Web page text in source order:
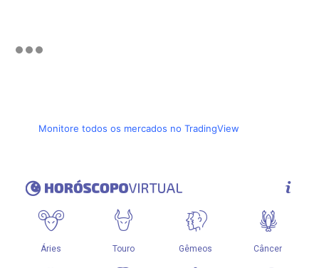
Monitore todos os mercados no TradingView